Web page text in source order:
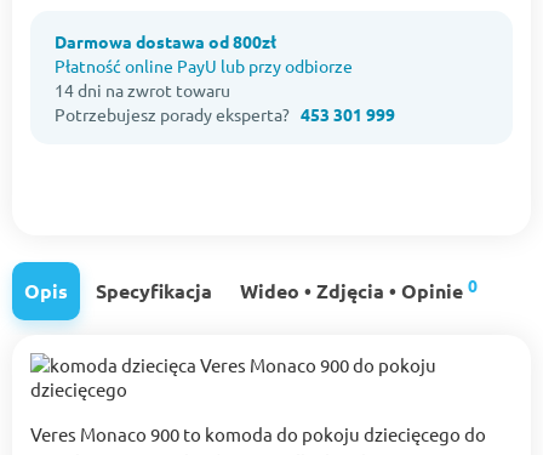
Darmowa dostawa od 800zł
Płatność online PayU lub przy odbiorze
14 dni na zwrot towaru
Potrzebujesz porady eksperta? 453 301 999
Opis Specyfikacja Wideo • Zdjęcia • Opinie 0
Veres Monaco 900 to komoda do pokoju dziecięcego do